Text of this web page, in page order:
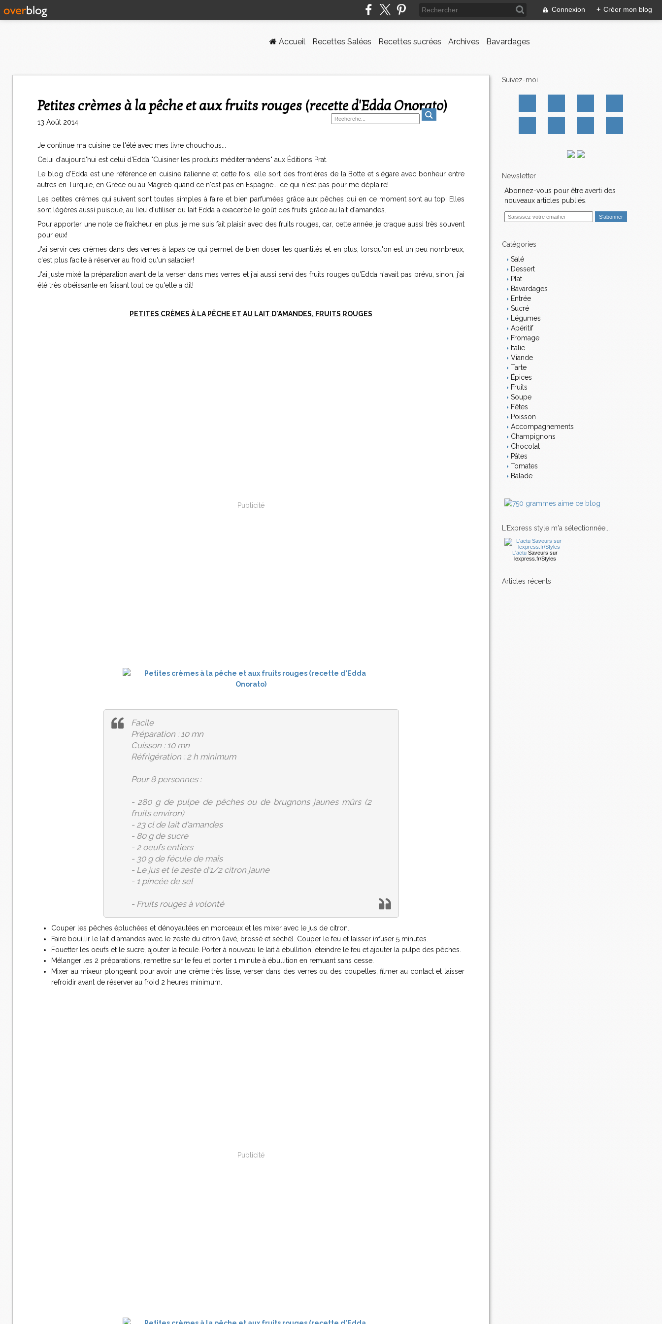
Connexion + Créer mon blog
Accueil Recettes Salées Recettes sucrées Archives Bavardages
Petites crèmes à la pêche et aux fruits rouges (recette d'Edda Onorato)
13 Août 2014
Je continue ma cuisine de l'été avec mes livre chouchous...
Celui d'aujourd'hui est celui d'Edda "Cuisiner les produits méditerranéens" aux Éditions Prat.
Le blog d'Edda est une référence en cuisine italienne et cette fois, elle sort des frontières de la Botte et s'égare avec bonheur entre
autres en Turquie, en Grèce ou au Magreb quand ce n'est pas en Espagne... ce qui n'est pas pour me déplaire!
Les petites crèmes qui suivent sont toutes simples à faire et bien parfumées grâce aux pêches qui en ce moment sont au top! Elles
sont légères aussi puisque, au lieu d'utiliser du lait Edda a exacerbé le goût des fruits grâce au lait d'amandes.
Pour apporter une note de fraîcheur en plus, je me suis fait plaisir avec des fruits rouges, car, cette année, je craque aussi très souvent
pour eux!
J'ai servir ces crèmes dans des verres à tapas ce qui permet de bien doser les quantités et en plus, lorsqu'on est un peu nombreux,
c'est plus facile à réserver au froid qu'un saladier!
J'ai juste mixé la préparation avant de la verser dans mes verres et j'ai aussi servi des fruits rouges qu'Edda n'avait pas prévu, sinon, j'ai
été très obéissante en faisant tout ce qu'elle a dit!
PETITES CRÈMES À LA PÊCHE ET AU LAIT D'AMANDES, FRUITS ROUGES
Publicité
Facile
Préparation : 10 mn
Cuisson : 10 mn
Réfrigération : 2 h minimum
Pour 8 personnes :
- 280 g de pulpe de pêches ou de brugnons jaunes mûrs (2
fruits environ)
- 23 cl de lait d'amandes
- 80 g de sucre
- 2 oeufs entiers
- 30 g de fécule de maïs
- Le jus et le zeste d'1/2 citron jaune
- 1 pincée de sel
- Fruits rouges à volonté
Couper les pêches épluchées et dénoyautées en morceaux et les mixer avec le jus de citron.
Faire bouillir le lait d'amandes avec le zeste du citron (lavé, brossé et séché). Couper le feu et laisser infuser 5 minutes.
Fouetter les oeufs et le sucre, ajouter la fécule. Porter à nouveau le lait à ébullition, éteindre le feu et ajouter la pulpe des pêches.
Mélanger les 2 préparations, remettre sur le feu et porter 1 minute à ébullition en remuant sans cesse.
Mixer au mixeur plongeant pour avoir une crème très lisse, verser dans des verres ou des coupelles, filmer au contact et laisser
refroidir avant de réserver au froid 2 heures minimum.
Publicité
Suivez-moi
Newsletter
Abonnez-vous pour être averti des
nouveaux articles publiés.
i Catégories
Salé
Dessert
Plat
Bavardages
Entrée
Sucré
Légumes
Apéritif
Fromage
Italie
Viande
Tarte
Épices
Fruits
Soupe
Fêtes
Poisson
Accompagnements
Champignons
Chocolat
Pâtes
Tomates
Balade
L'Express style m'a sélectionnée...
L'actu Saveurs sur
lexpress.fr/Styles
articles récents